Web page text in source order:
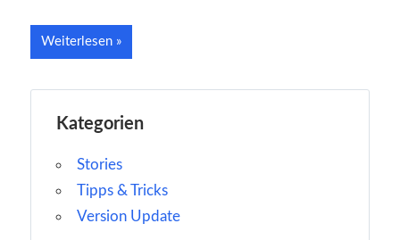
Weiterlesen
Kategorien
Stories
Tipps & Tricks
Version Update